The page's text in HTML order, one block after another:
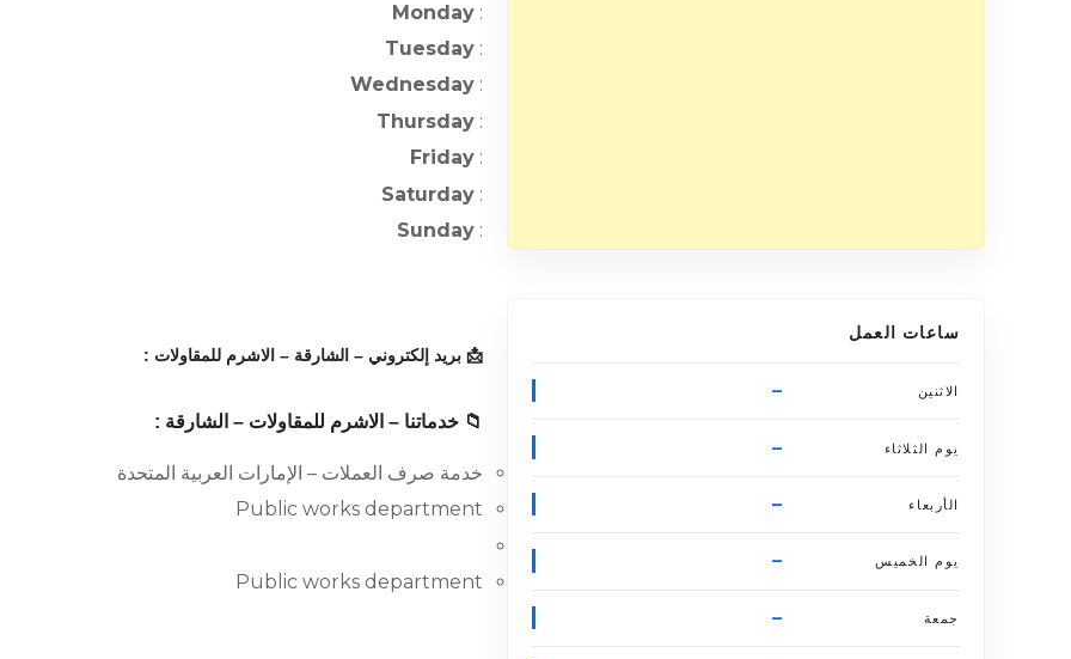
ساعات العمل
الاثنين –
يوم الثلاثاء –
الأربعاء –
يوم الخميس –
جمعة –
Monday :
Tuesday :
Wednesday :
Thursday :
Friday :
Saturday :
Sunday :
📩 بريد إلكتروني – الشارقة – الاشرم للمقاولات :
📁 خدماتنا – الاشرم للمقاولات – الشارقة :
خدمة صرف العملات – الإمارات العربية المتحدة
Public works department
Public works department